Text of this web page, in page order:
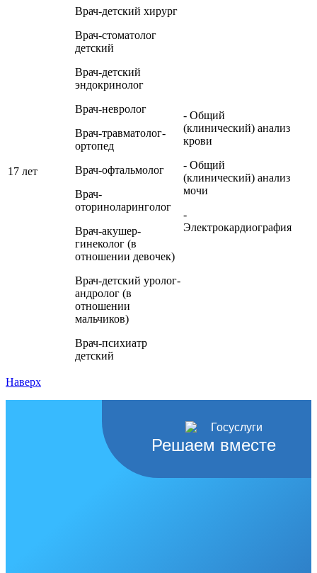
17 лет
Врач-детский хирург
Врач-стоматолог
детский
Врач-детский
эндокринолог
Врач-невролог
Врач-травматолог-
ортопед
Врач-офтальмолог
Врач-
оториноларинголог
Врач-акушер-
гинеколог (в
отношении девочек)
Врач-детский уролог-
андролог (в
отношении
мальчиков)
Врач-психиатр
детский
- Общий
(клинический) анализ
крови
- Общий
(клинический) анализ
мочи
-
Электрокардиография
Наверх
Решаем вместе